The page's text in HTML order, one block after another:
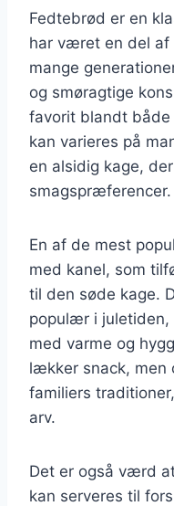
Fedtebrød er en
har været en del af
mange
og smøragtige
favorit blandt både
kan varieres på
en alsidig kage,
smagspræferencer.
En af de mest
med kanel, som
til den søde kage.
populær i juletiden,
med varme og
lækker snack, men
familiers
arv.
Det er også værd
kan serveres til